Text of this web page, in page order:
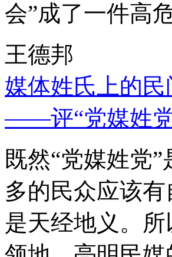
会”成了一件高
王德邦
媒体姓氏上的民
——评“党媒姓
既然“党媒姓党
多的民众应该
是天经地义。